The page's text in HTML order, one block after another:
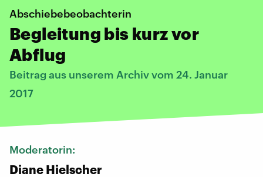
Abschiebebeobachterin
Begleitung bis kurz vor
Abflug
Beitrag aus unserem Archiv vom 24. Januar
2017
Moderatorin:
Diane Hielscher